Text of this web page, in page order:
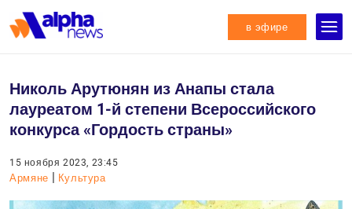
в эфире
Николь Арутюнян из Анапы стала
лауреатом 1-й степени Всероссийского
конкурса «Гордость страны»
15 ноября 2023, 23:45
Армяне | Культура